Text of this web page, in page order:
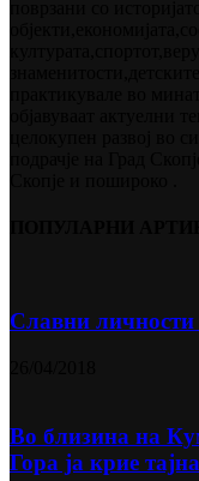
Славни личности
Во близина на
Гора ја крие